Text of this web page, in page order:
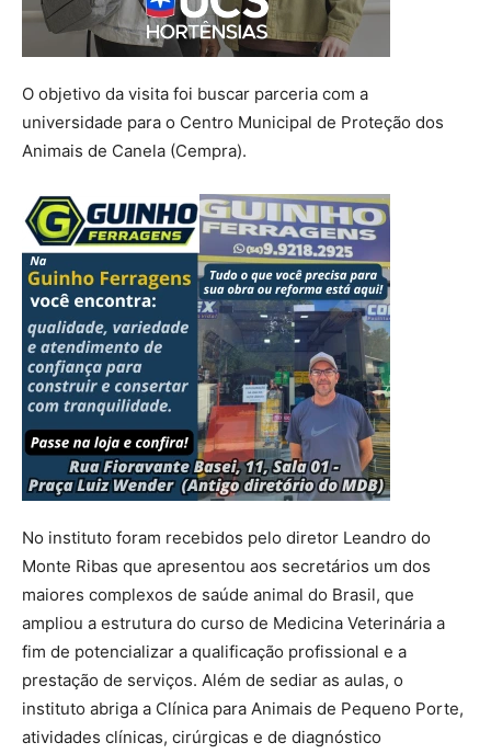
O objetivo da visita foi buscar parceria com a
universidade para o Centro Municipal de Proteção dos
Animais de Canela (Cempra).
No instituto foram recebidos pelo diretor Leandro do
Monte Ribas que apresentou aos secretários um dos
maiores complexos de saúde animal do Brasil, que
ampliou a estrutura do curso de Medicina Veterinária a
fim de potencializar a qualificação profissional e a
prestação de serviços. Além de sediar as aulas, o
instituto abriga a Clínica para Animais de Pequeno Porte,
atividades clínicas, cirúrgicas e de diagnóstico